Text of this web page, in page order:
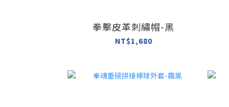
拳擊皮革刺繡帽-黑
NT$1,680